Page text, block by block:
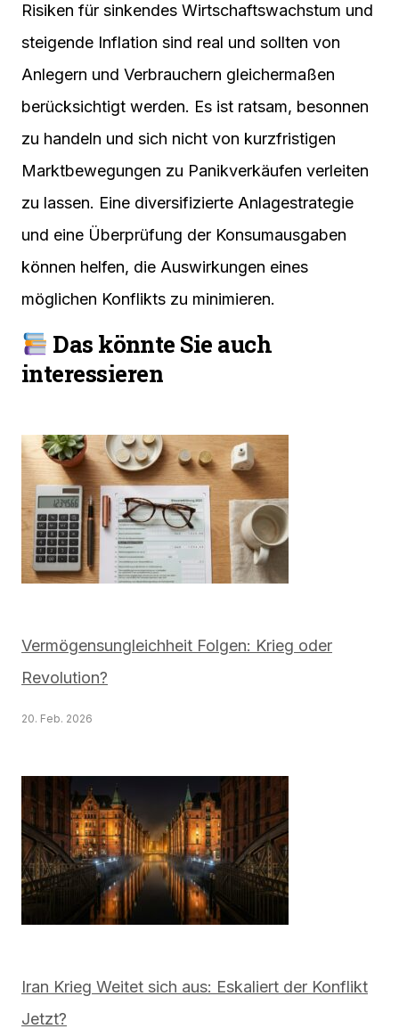
Risiken für sinkendes Wirtschaftswachstum und
steigende Inflation sind real und sollten von
Anlegern und Verbrauchern gleichermaßen
berücksichtigt werden. Es ist ratsam, besonnen
zu handeln und sich nicht von kurzfristigen
Marktbewegungen zu Panikverkäufen verleiten
zu lassen. Eine diversifizierte Anlagestrategie
und eine Überprüfung der Konsumausgaben
können helfen, die Auswirkungen eines
möglichen Konflikts zu minimieren.
Das könnte Sie auch
interessieren
Vermögensungleichheit Folgen: Krieg oder
Revolution?
20. Feb. 2026
Iran Krieg Weitet sich aus: Eskaliert der Konflikt
Jetzt?